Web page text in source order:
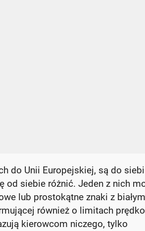
do Unii Europejskiej, są do
od siebie różnić. Jeden z nich
lub prostokątne znaki z
również o limitach
kierowcom niczego, tylko